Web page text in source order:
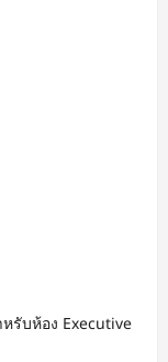
รับห้อง Executive